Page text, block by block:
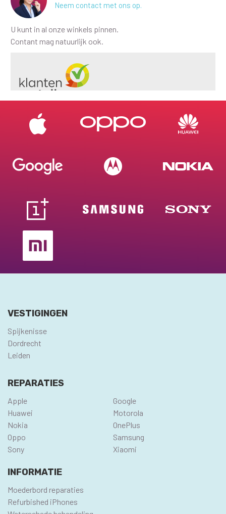
Neem contact met ons op.
U kunt in al onze winkels pinnen.
Contant mag natuurlijk ook.
VESTIGINGEN
Spijkenisse
Dordrecht
Leiden
REPARATIES
Apple
Google
Huawei
Motorola
Nokia
OnePlus
Oppo
Samsung
Sony
Xiaomi
INFORMATIE
Moederbord reparaties
Refurbished iPhones